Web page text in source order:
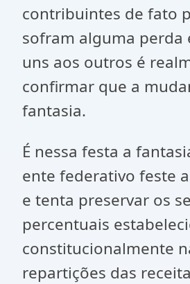
contribuintes de fato
sofram alguma perda
uns aos outros é
confirmar que a
fantasia.
É nessa festa a
ente federativo feste
e tenta preservar os
percentuais
constitucionalmente
repartições das